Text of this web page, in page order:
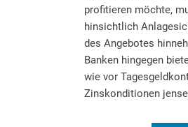
profitieren möchte,
hinsichtlich
des Angebotes
Banken hingegen
wie vor
Zinskonditionen